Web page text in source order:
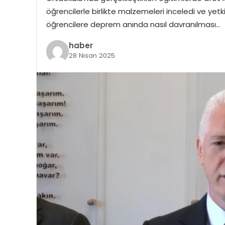
öğrencilerle birlikte malzemeleri inceledi ve
öğrencilere deprem anında nasıl davranılması…
haber
28 Nisan 2025